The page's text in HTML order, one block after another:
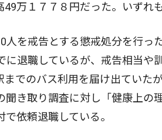
万１７７８円だった。いずれ
を戒告とする懲戒処分を行っ
退職しているが、戒告相当や
でのバス利用を届け出ていた
き取り調査に対し「健康上の
依頼退職している。